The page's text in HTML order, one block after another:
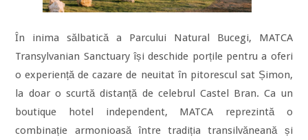
În inima sălbatică a Parcului Natural Bucegi, MATCA
Transylvanian Sanctuary își deschide porțile pentru a oferi
o experiență de cazare de neuitat în pitorescul sat Șimon,
la doar o scurtă distanță de celebrul Castel Bran. Ca un
boutique hotel independent, MATCA reprezintă o
combinație armonioasă între tradiția transilvăneană și